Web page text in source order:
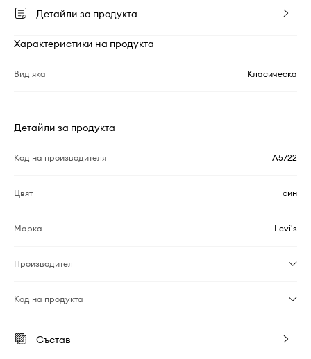
Детайли за продукта
Характеристики на продукта
Вид яка Класическа
Детайли за продукта
Код на производителя A5722
Цвят син
Марка Levi's
Производител
Код на продукта
Състав